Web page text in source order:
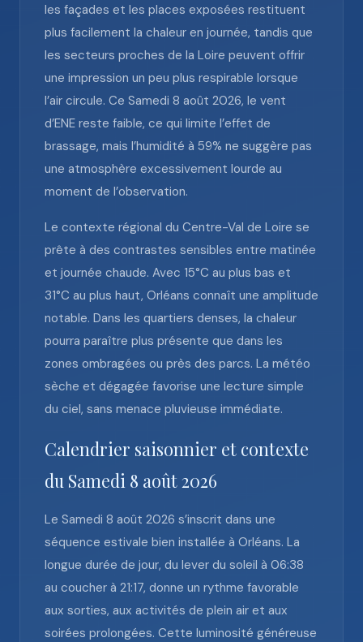
les façades et les places exposées restituent
plus facilement la chaleur en journée, tandis que
les secteurs proches de la Loire peuvent offrir
une impression un peu plus respirable lorsque
l’air circule. Ce Samedi 8 août 2026, le vent
d’ENE reste faible, ce qui limite l’effet de
brassage, mais l’humidité à 59% ne suggère pas
une atmosphère excessivement lourde au
moment de l’observation.
Le contexte régional du Centre-Val de Loire se
prête à des contrastes sensibles entre matinée
et journée chaude. Avec 15°C au plus bas et
31°C au plus haut, Orléans connaît une amplitude
notable. Dans les quartiers denses, la chaleur
pourra paraître plus présente que dans les
zones ombragées ou près des parcs. La météo
sèche et dégagée favorise une lecture simple
du ciel, sans menace pluvieuse immédiate.
Calendrier saisonnier et contexte
du Samedi 8 août 2026
Le Samedi 8 août 2026 s’inscrit dans une
séquence estivale bien installée à Orléans. La
longue durée de jour, du lever du soleil à 06:38
au coucher à 21:17, donne un rythme favorable
aux sorties, aux activités de plein air et aux
soirées prolongées. Cette luminosité généreuse